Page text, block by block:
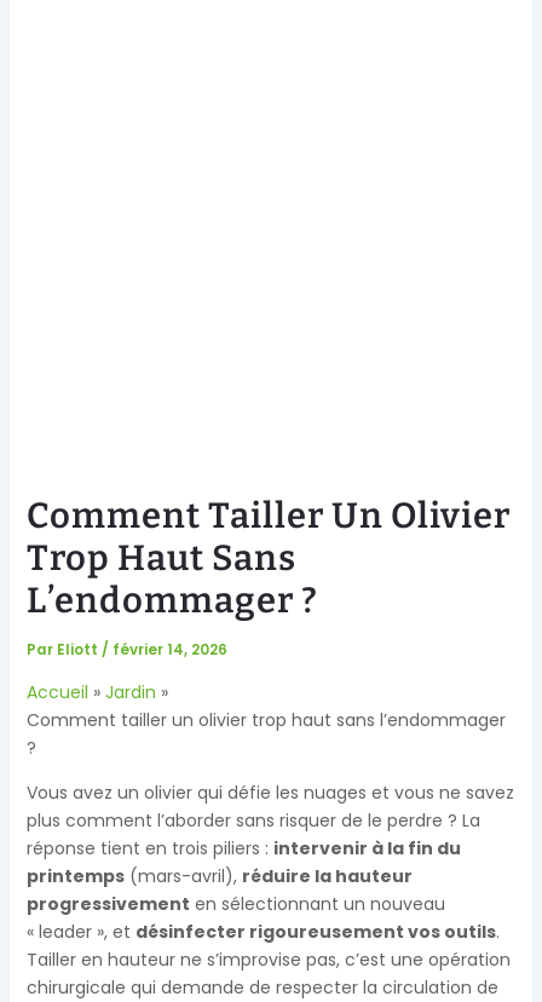
Comment Tailler Un Olivier
Trop Haut Sans
L’endommager ?
Par Eliott / février 14, 2026
Accueil
Jardin
Comment tailler un olivier trop haut sans l’endommager
?
Vous avez un olivier qui défie les nuages et vous ne savez
plus comment l’aborder sans risquer de le perdre ? La
réponse tient en trois piliers : intervenir à la fin du
printemps(mars-avril), réduire la hauteur
progressivement en sélectionnant un nouveau
« leader », et désinfecter rigoureusement vos outils.
Tailler en hauteur ne s’improvise pas, c’est une opération
chirurgicale qui demande de respecter la circulation de